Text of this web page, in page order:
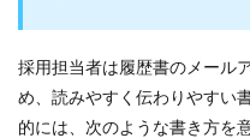
採用担当者は履歴書のメール
め、読みやすく伝わりやすい
的には、次のような書き方を